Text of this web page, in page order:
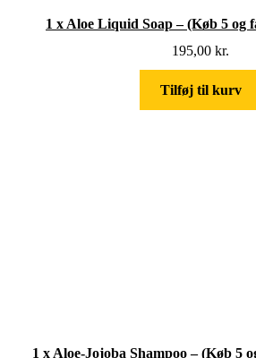
1 x Aloe Liquid Soap – (Køb 5 og
195,00 kr.
Tilføj til kurv
1 x Aloe-Jojoba Shampoo – (Køb 5